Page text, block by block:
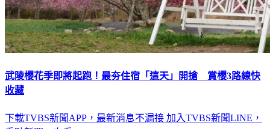
武陵櫻花季即將起跑！最夯住宿「這天」開搶 賞櫻3路線快
收藏
下載TVBS新聞APP，最新消息不漏接 加入TVBS新聞LINE，